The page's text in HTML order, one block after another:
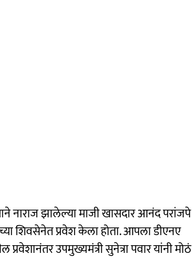
नाराज झालेल्या माजी खासदार आनंद परांजपे
शिवसेनेत प्रवेश केला होता. आपला डीएनए
उपमुख्यमंत्री सुनेत्रा पवार यांनी मोठं